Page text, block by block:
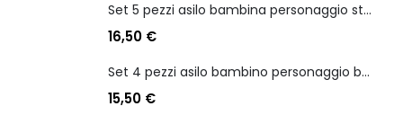
Set 5 pezzi asilo bambina personaggio stitch angel
16,50 €
Set 4 pezzi asilo bambino personaggio batman
15,50 €